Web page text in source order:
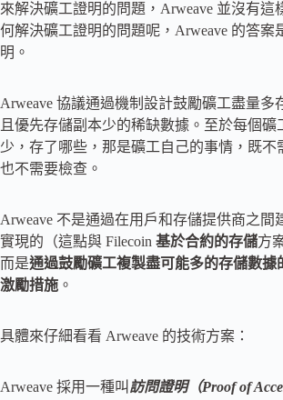
來解決礦工證明的問題，Arweave 並沒有這
何解決礦工證明的問題呢，Arweave 的答案
明。
Arweave 協議通過機制設計鼓勵礦工盡量多
且優先存儲副本少的稀缺數據。至於每個礦
少，存了哪些，那是礦工自己的事情，既不
也不需要檢查。
Arweave 不是通過在用戶和存儲提供商之間
實現的（這點與 Filecoin 基於合約的存儲方
而是通過鼓勵礦工複製盡可能多的存儲數據
激勵措施 。
具體來仔細看看 Arweave 的技術方案：
Arweave 採用一種叫 訪問證明（Proof of